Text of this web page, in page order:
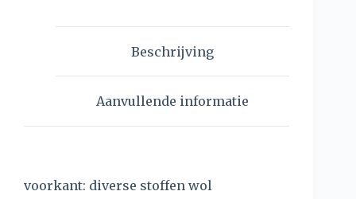
Beschrijving
Aanvullende informatie
voorkant: diverse stoffen wol